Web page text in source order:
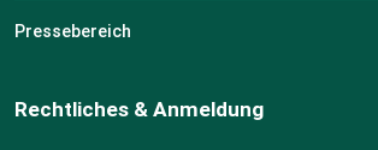
Pressebereich
Rechtliches & Anmeldung